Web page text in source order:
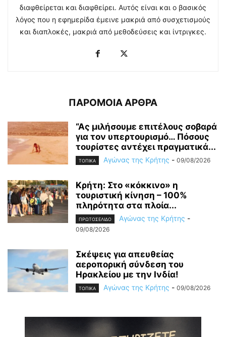
διαφθείρεται και διαφθείρει. Αυτός είναι και ο βασικός
λόγος που η εφημερίδα έμεινε μακριά από συσχετισμούς
και διαπλοκές, μακριά από μεθοδεύσεις και ίντριγκες.
ΠΑΡΟΜΟΙΑ ΑΡΘΡΑ
“Ας μιλήσουμε επιτέλους σοβαρά
για τον υπερτουρισμό… Πόσους
τουρίστες αντέχει πραγματικά...
ΤΟΠΙΚΑ Αγώνας της Κρήτης - 09/08/2026
Κρήτη: Στο «κόκκινο» η
τουριστική κίνηση – 100%
πληρότητα στα πλοία...
ΠΡΩΤΟΣΕΛΙΔΟ Αγώνας της Κρήτης -
09/08/2026
Σκέψεις για απευθείας
αεροπορική σύνδεση του
Ηρακλείου με την Ινδία!
ΤΟΠΙΚΑ Αγώνας της Κρήτης - 09/08/2026